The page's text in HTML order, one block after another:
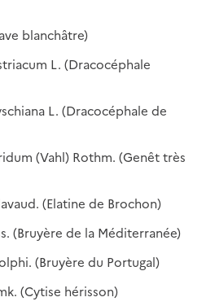
blanchâtre)
L. (Dracocéphale
L. (Dracocéphale de
(Vahl) Rothm. (Genêt très
(Elatine de Brochon)
(Bruyère de la Méditerranée)
(Bruyère du Portugal)
(Cytise hérisson)